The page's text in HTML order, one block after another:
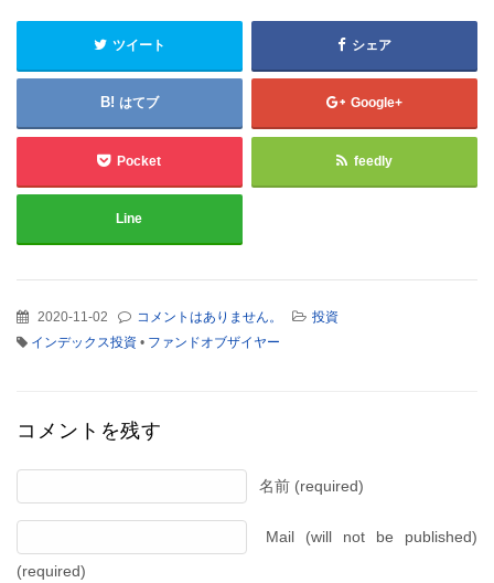
ツイート シェア
はてブ Google+
Pocket feedly
Line
2020-11-02 コメントはありません。
投資
インデックス投資 • ファンドオブザイヤー
コメントを残す
名前 (required)
Mail (will not be published)
(required)